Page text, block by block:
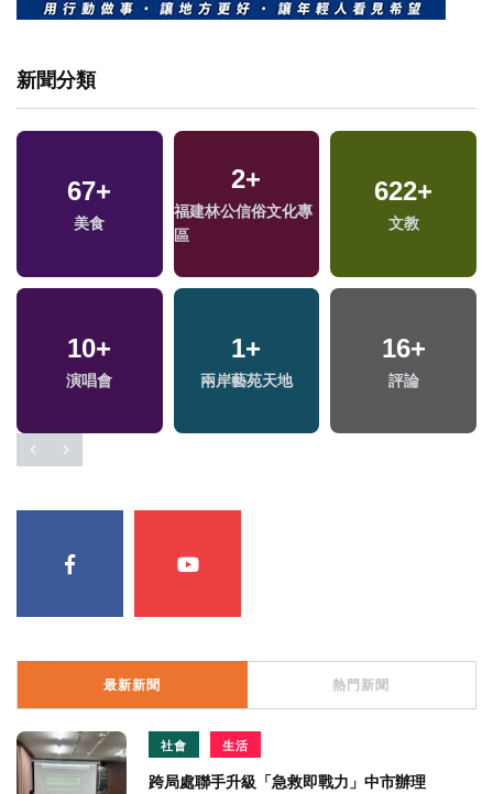
新聞分類
67+
美食
2+
福建林公信俗文化專
區
622+
文教
10+
演唱會
1+
兩岸藝苑天地
16+
評論
最新新聞 熱門新聞
社會 生活
跨局處聯手升級「急救即戰力」中市辦理